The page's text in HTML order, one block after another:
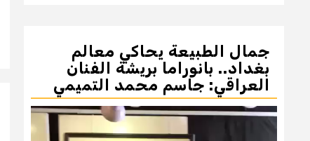
جمال الطبيعة يحاكي معالم
بغداد.. بانوراما بريشة الفنان
العراقي: جاسم محمد التميمي
مشغل